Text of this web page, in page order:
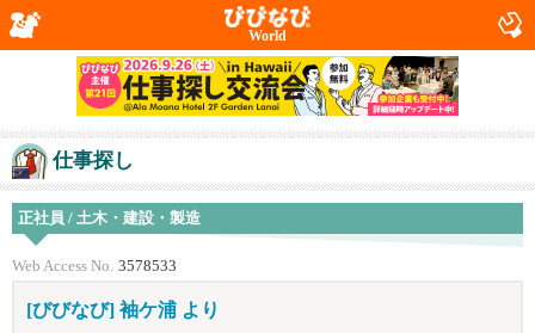
World
仕事探し
正社員 / 土木・建設・製造
Web Access No. 3578533
[びびなび] 袖ケ浦 より